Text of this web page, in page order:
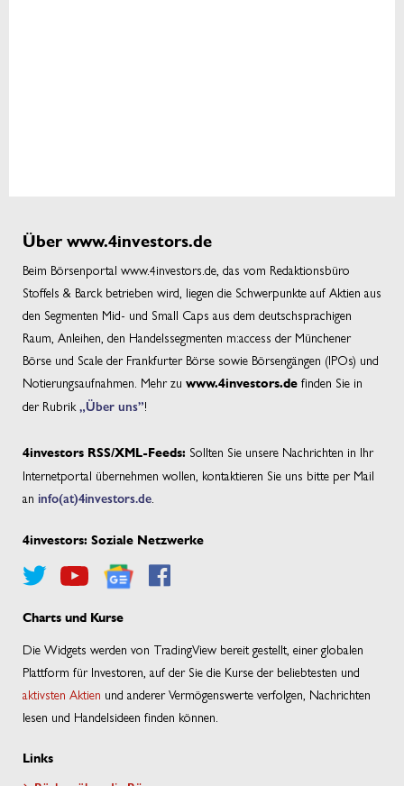
Über www.4investors.de
Beim Börsenportal www.4investors.de, das vom Redaktionsbüro
Stoffels & Barck betrieben wird, liegen die Schwerpunkte auf Aktien aus
den Segmenten Mid- und Small Caps aus dem deutschsprachigen
Raum, Anleihen, den Handelssegmenten m:access der Münchener
Börse und Scale der Frankfurter Börse sowie Börsengängen (IPOs) und
Notierungsaufnahmen. Mehr zu www.4investors.de finden Sie in
der Rubrik „Über uns”!
4investors RSS/XML-Feeds: Sollten Sie unsere Nachrichten in Ihr
Internetportal übernehmen wollen, kontaktieren Sie uns bitte per Mail
an info(at)4investors.de
4investors: Soziale Netzwerke
Charts und Kurse
Die Widgets werden von TradingView bereit gestellt, einer globalen
Plattform für Investoren, auf der Sie die Kurse der beliebtesten und
aktivsten Aktien und anderer Vermögenswerte verfolgen, Nachrichten
lesen und Handelsideen finden können.
Links